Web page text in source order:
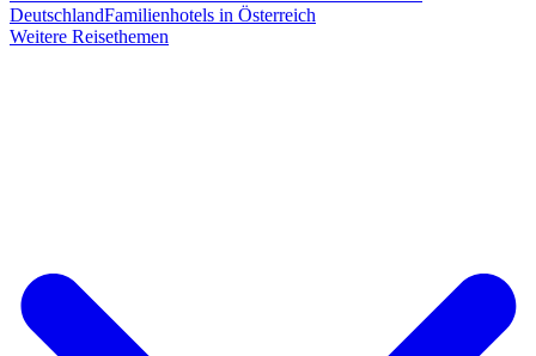
DeutschlandFamilienhotels in Österreich
Weitere Reisethemen